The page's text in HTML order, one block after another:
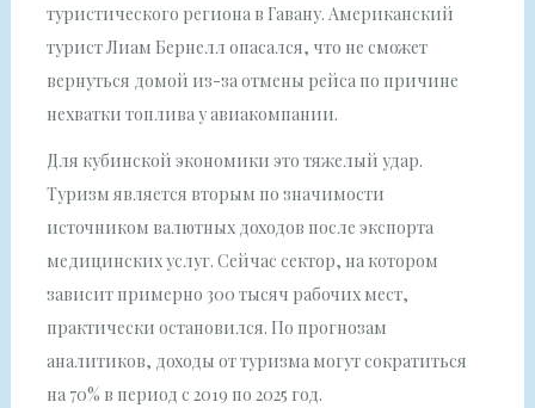
туристического региона в Гавану. Американский
турист Лиам Бернелл опасался, что не сможет
вернуться домой из-за отмены рейса по причине
нехватки топлива у авиакомпании.
Для кубинской экономики это тяжелый удар.
Туризм является вторым по значимости
источником валютных доходов после экспорта
медицинских услуг. Сейчас сектор, на котором
зависит примерно 300 тысяч рабочих мест,
практически остановился. По прогнозам
аналитиков, доходы от туризма могут сократиться
на 70% в период с 2019 по 2025 год.